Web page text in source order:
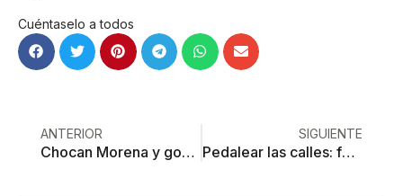
Cuéntaselo a todos
ANTERIOR
Chocan Morena y gobierno de Del Mazo por hospitales inacabados
SIGUIENTE
Pedalear las calles: fotos desde la bici